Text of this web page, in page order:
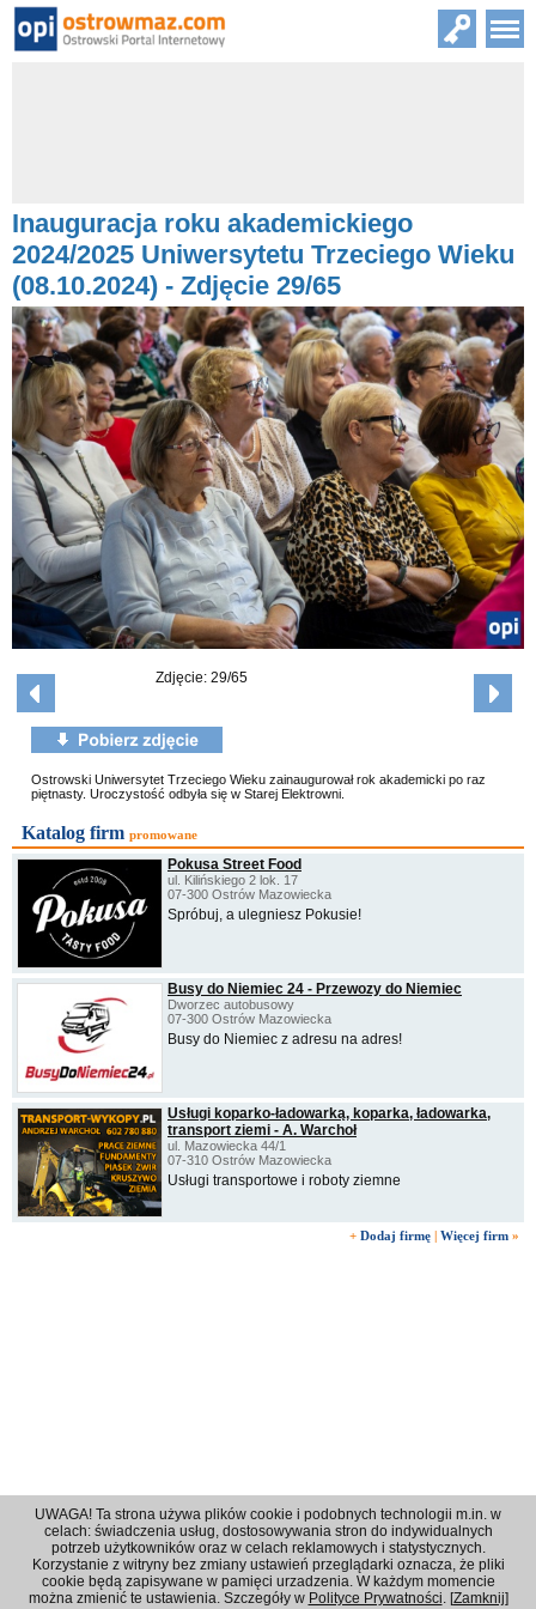
Inauguracja roku akademickiego
2024/2025 Uniwersytetu Trzeciego Wieku
(08.10.2024) - Zdjęcie 29/65
Zdjęcie: 29/65
Ostrowski Uniwersytet Trzeciego Wieku zainaugurował rok akademicki po raz
piętnasty. Uroczystość odbyła się w Starej Elektrowni.
Katalog firm promowane
Pokusa Street Food
ul. Kilińskiego 2 lok. 17
07-300 Ostrów Mazowiecka
Spróbuj, a ulegniesz Pokusie!
Busy do Niemiec 24 - Przewozy do Niemiec
Dworzec autobusowy
07-300 Ostrów Mazowiecka
Busy do Niemiec z adresu na adres!
Usługi koparko-ładowarką, koparka, ładowarka,
transport ziemi - A. Warchoł
ul. Mazowiecka 44/1
07-310 Ostrów Mazowiecka
Usługi transportowe i roboty ziemne
+ Dodaj firmę Więcej firm »
Regulamin|Polityka prywatności|Reklama|Kontakt
© 2001 - 2026 OPI Ostrowski Portal Internetowy - Wszystkie prawa zastrzeżone
UWAGA! Ta strona używa plików cookie i podobnych technologii m.in. w
celach: świadczenia usług, dostosowywania stron do indywidualnych
potrzeb użytkowników oraz w celach reklamowych i statystycznych.
Korzystanie z witryny bez zmiany ustawień przeglądarki oznacza, że pliki
cookie będą zapisywane w pamięci urzadzenia. W każdym momencie
można zmienić te ustawienia. Szczegóły w Polityce Prywatności. [Zamknij]